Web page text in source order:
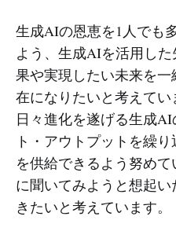
生成AIの恩恵を1人でも
よう、生成AIを活用し
果や実現したい未来を
在になりたいと考えてい
日々進化を遂げる生成
ト・アウトプットを繰
を供給できるよう努め
に聞いてみようと想起
きたいと考えています。